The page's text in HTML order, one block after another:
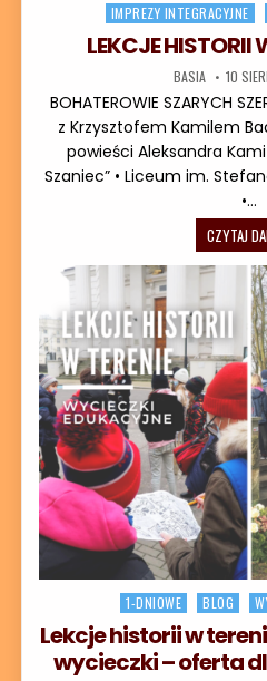
IMPREZY INTEGRACYJNE
LEKCJE HISTORII
AUTOR:
BASIA DATA
10
BOHATEROWIE SZARYCH
z Krzysztofem Kamilem
powieści Aleksandra
Szaniec” • Liceum im.
•…
CZYTAJ
Posted in
1-DNIOWE BLOG
Lekcje historii w
wycieczki – oferta